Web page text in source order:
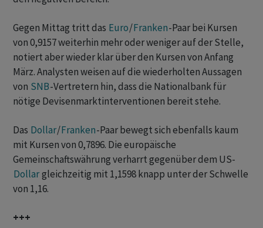
Gegen Mittag tritt das Euro/Franken-Paar bei Kursen
von 0,9157 weiterhin mehr oder weniger auf der Stelle,
notiert aber wieder klar über den Kursen von Anfang
März. Analysten weisen auf die wiederholten Aussagen
von SNB-Vertretern hin, dass die Nationalbank für
nötige Devisenmarktinterventionen bereit stehe.
Das Dollar/Franken-Paar bewegt sich ebenfalls kaum
mit Kursen von 0,7896. Die europäische
Gemeinschaftswährung verharrt gegenüber dem US-
Dollargleichzeitig mit 1,1598 knapp unter der Schwelle
von 1,16.
+++